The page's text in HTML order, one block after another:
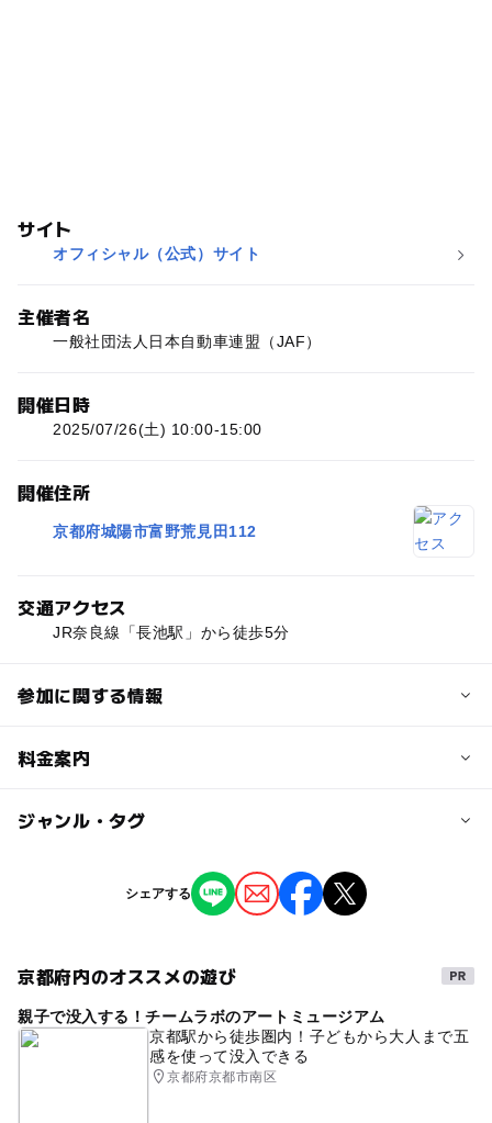
サイト
オフィシャル（公式）サイト
主催者名
一般社団法人日本自動車連盟（JAF）
開催日時
2025/07/26(土) 10:00-15:00
開催住所
京都府城陽市富野荒見田112
交通アクセス
JR奈良線「長池駅」から徒歩5分
参加に関する情報
対象年齢
料金案内
子供の料金詳細
大人の料金詳細
ジャンル・タグ
タグ
交通安全 JAF 子ども安全免許証
シェアする
京都府内のオススメの遊び
親子で没入する！チームラボのアートミュージアム
京都駅から徒歩圏内！子どもから大人まで五
感を使って没入できる
京都府京都市南区